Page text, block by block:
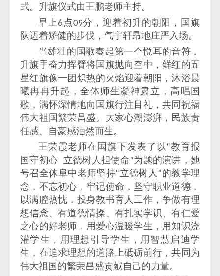
式。升旗仪式由王鹏老师主持。
早上 6 点09分，迎着初升的朝阳，国旗
队迈着矫健的步伐，气宇轩昂地庄严入场。
当雄壮的国歌奏起第一个悦耳的音符，
升旗手奋力挥臂将国旗抛向空中，鲜红的五
星红旗像一团炽热的火焰迎着朝阳，沐浴晨
曦冉冉升起，全体师生凝神肃立，高唱国
歌，满怀深情地向国旗行注目礼，共同祝福
伟大祖国繁荣昌盛。大家心潮澎湃，民族责
任感、自豪感油然而生。
王荣霞老师在国旗下发表了以 “教育报
国守初心 立德树人担使命”为题的演讲，她
号召全体阜中老师坚持“立德树人 ”的教学理
念，不忘初心，牢记使命，坚守职业道德，
以满腔热忱，投身教书育人工作，争做有理
想信念、有道德情操、有扎实学识、有仁爱
之心的好老师，用爱心温暖学生，用知识浇
灌学生，用理想引导学生，用智慧启迪学
生，在追求理想的道路上砥砺前行，共同为
伟大祖国的繁荣昌盛贡献自己的力量。